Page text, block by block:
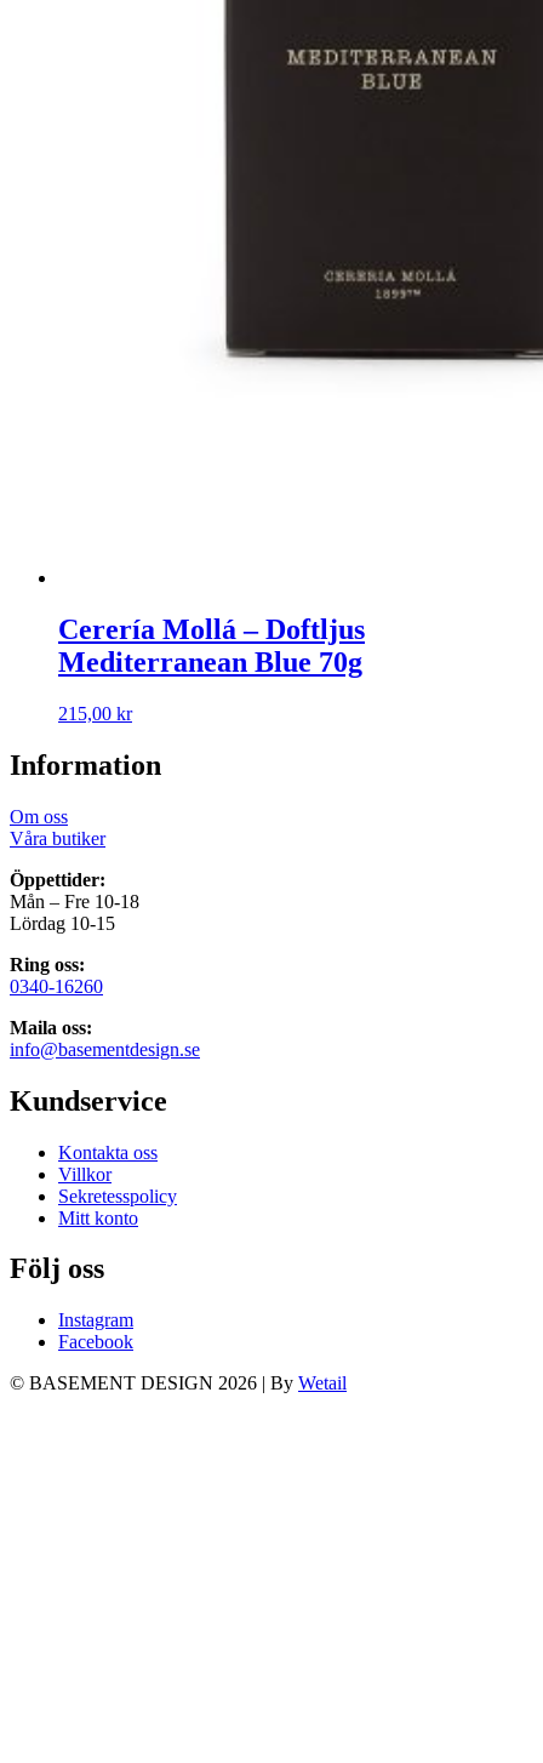
Cerería Mollá – Doftljus
Mediterranean Blue 70g
215,00 kr
Information
Om oss
Våra butiker
Öppettider:
Mån – Fre 10-18
Lördag 10-15
Ring oss:
0340-16260
Maila oss:
info@basementdesign.se
Kundservice
Kontakta oss
Villkor
Sekretesspolicy
Mitt konto
Följ oss
Instagram
Facebook
© BASEMENT DESIGN 2026 | By Wetail